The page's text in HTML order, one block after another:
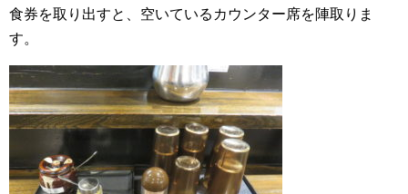
食券を取り出すと、空いているカウンター席を陣取りま
す。